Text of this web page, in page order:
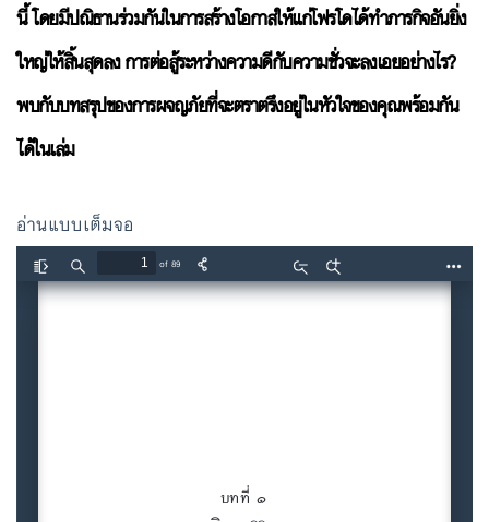
นี้ โดยมีปณิธานร่วมกันในการสร้างโอกาสให้แก่โฟรโดได้ทำภารกิจอันยิ่ง
ใหญ่ให้สิ้นสุดลง การต่อสู้ระหว่างความดีกับความชั่วจะลงเอยอย่างไร?
พบกับบทสรุปของการผจญภัยที่จะตราตรึงอยู่ในหัวใจของคุณพร้อมกัน
ได้ในเล่ม
อ่านแบบเต็มจอ